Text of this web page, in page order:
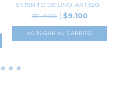
ENTERITO DE LINO-ART.520-1
$14.000
$9.100
AGREGAR AL CARRITO